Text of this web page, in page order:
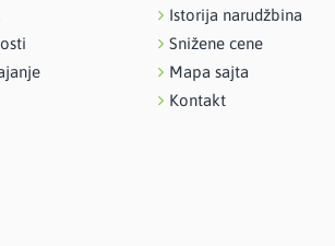
Istorija narudžbina
Snižene cene
Mapa sajta
Kontakt